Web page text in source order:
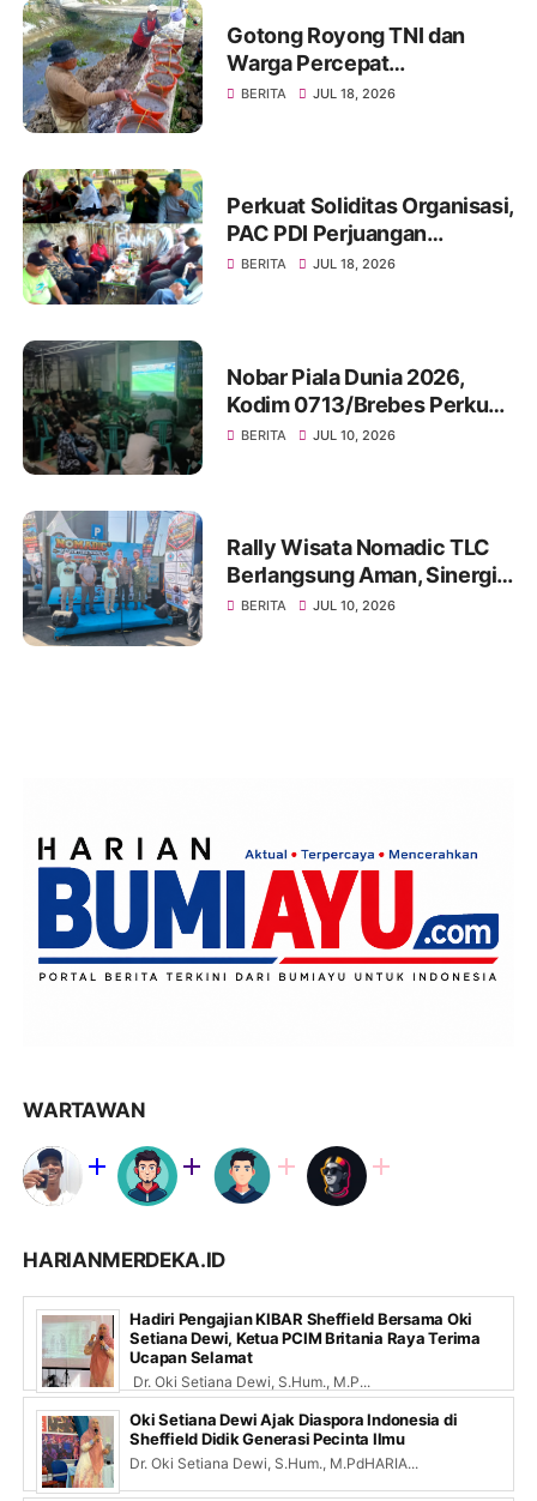
Gotong Royong TNI dan
Warga Percepat
Pembangunan Jembatan
BERITA JUL 18, 2026
Perkuat Soliditas Organisasi,
PAC PDI Perjuangan
Bumiayu Gelar Silaturahmi
BERITA JUL 18, 2026
Nobar Piala Dunia 2026,
Kodim 0713/Brebes Perkuat
Kemanunggalan TNI-Rakyat
BERITA JUL 10, 2026
Rally Wisata Nomadic TLC
Berlangsung Aman, Sinergi
Polres Brebes dan Instansi
BERITA JUL 10, 2026
WARTAWAN
HARIANMERDEKA.ID
Hadiri Pengajian KIBAR Sheffield Bersama Oki
Setiana Dewi, Ketua PCIM Britania Raya Terima
Ucapan Selamat
Dr. Oki Setiana Dewi, S.Hum., M.P...
Oki Setiana Dewi Ajak Diaspora Indonesia di
Sheffield Didik Generasi Pecinta Ilmu
Dr. Oki Setiana Dewi, S.Hum., M.PdHARIA...